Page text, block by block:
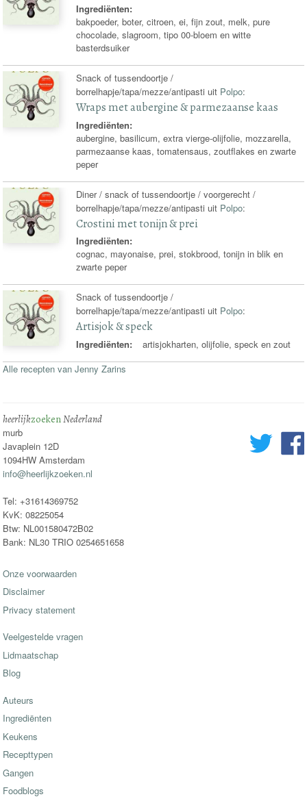
Ingrediënten:
bakpoeder, boter, citroen, ei, fijn zout, melk, pure
chocolade, slagroom, tipo 00-bloem en witte
basterdsuiker
Snack of tussendoortje /
borrelhapje/tapa/mezze/antipasti uit Polpo:
Wraps met aubergine & parmezaanse kaas
Ingrediënten:
aubergine, basilicum, extra vierge-olijfolie, mozzarella,
parmezaanse kaas, tomatensaus, zoutflakes en zwarte
peper
Diner / snack of tussendoortje / voorgerecht /
borrelhapje/tapa/mezze/antipasti uit Polpo:
Crostini met tonijn & prei
Ingrediënten:
cognac, mayonaise, prei, stokbrood, tonijn in blik en
zwarte peper
Snack of tussendoortje /
borrelhapje/tapa/mezze/antipasti uit Polpo:
Artisjok & speck
Ingrediënten:
artisjokharten, olijfolie, speck en zout
Alle recepten van Jenny Zarins
heerlijkzoekenNederland
murb
Javaplein 12D
1094HW Amsterdam
info@heerlijkzoeken.nl
Tel: +31614369752
KvK: 08225054
Btw: NL001580472B02
Bank: NL30 TRIO 0254651658
Onze voorwaarden
Disclaimer
Privacy statement
Veelgestelde vragen
Lidmaatschap
Blog
Auteurs
Ingrediënten
Keukens
Recepttypen
Gangen
Foodblogs